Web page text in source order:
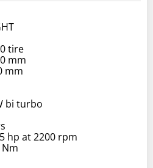
tire
mm
mm
bi turbo
hp at 2200 rpm